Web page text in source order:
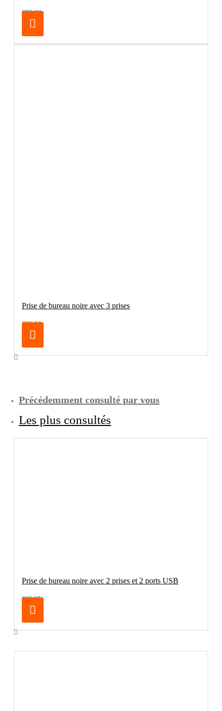
€59.00
Prise de bureau noire avec 3 prises
€83.50
Précédemment consulté par vous
Les plus consultés
Prise de bureau noire avec 2 prises et 2 ports USB
€89.95